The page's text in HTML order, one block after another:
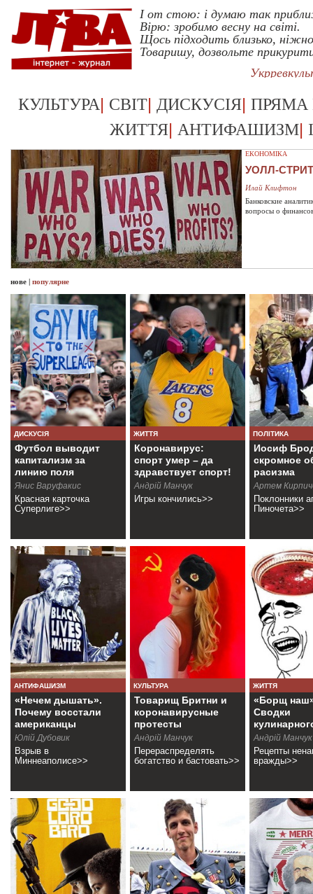
I от стою: i думаю так
Вiрю: зробимо весну на свiтi.
Щось пiдходить близько,
Товаришу, дозвольте
КУЛЬТУРА| СВІТ| ДИСКУСІЯ| ПРЯМА
ЖИТТЯ| АНТИФАШИЗМ|
ЕКОНОМІКА
УОЛЛ-
Илай Клифтон
Банковские
вопросы о
нове | популярне
ДИСКУСІЯ
Футбол выводит
капитализм за
линию поля
Янис Варуфакис
Красная карточка
Суперлиге>>
ЖИТТЯ
Коронавирус:
спорт умер – да
здравствует спорт!
Андрій Манчук
Игры кончились>>
ПОЛІТИКА
Иосиф
скромное
расизма
Артем
Поклонники
Пиночета>>
АНТИФАШИЗМ
«Нечем дышать».
Почему восстали
американцы
Юлій Дубовик
Взрыв в
Миннеаполисе>>
КУЛЬТУРА
Товарищ Бритни и
коронавирусные
протесты
Андрій Манчук
Перераспределять
богатство и бастовать>>
ЖИТТЯ
«Борщ
Сводки
фронта
Андрiй Манчук
Рецепты
вражды>>